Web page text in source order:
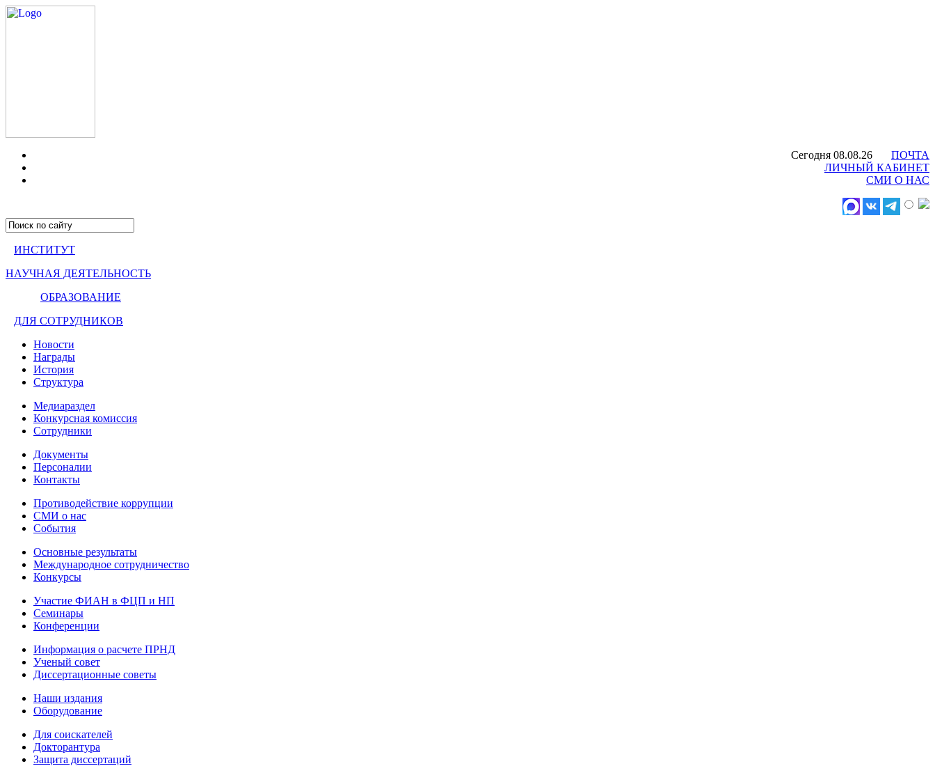
Сегодня 08.08.26
ПОЧТА
ЛИЧНЫЙ КАБИНЕТ
СМИ О НАС
ИНСТИТУТ
НАУЧНАЯ ДЕЯТЕЛЬНОСТЬ
ОБРАЗОВАНИЕ
ДЛЯ СОТРУДНИКОВ
Новости
Награды
История
Структура
Медиараздел
Конкурсная комиссия
Сотрудники
Документы
Персоналии
Контакты
Противодействие коррупции
СМИ о нас
События
Основные результаты
Международное сотрудничество
Конкурсы
Участие ФИАН в ФЦП и НП
Семинары
Конференции
Информация о расчете ПРНД
Ученый совет
Диссертационные советы
Наши издания
Оборудование
Для соискателей
Докторантура
Защита диссертаций